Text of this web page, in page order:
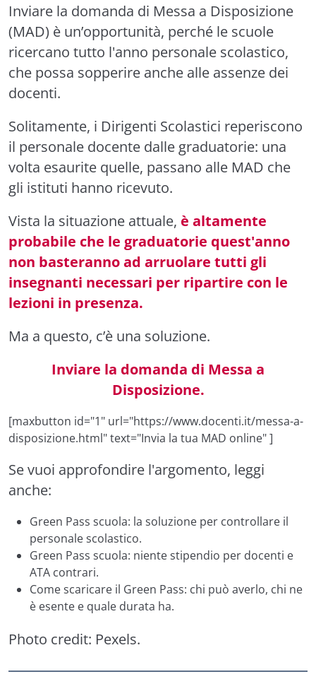
Inviare la domanda di Messa a Disposizione
(MAD) è un’opportunità, perché le scuole
ricercano tutto l'anno personale scolastico,
che possa sopperire anche alle assenze dei
docenti.
Solitamente, i Dirigenti Scolastici reperiscono
il personale docente dalle graduatorie: una
volta esaurite quelle, passano alle MAD che
gli istituti hanno ricevuto.
Vista la situazione attuale, è altamente
probabile che le graduatorie quest'anno
non basteranno ad arruolare tutti gli
insegnanti necessari per ripartire con le
lezioni in presenza.
Ma a questo, c’è una soluzione.
Inviare la domanda di Messa a
Disposizione.
[maxbutton id="1" url="https://www.docenti.it/messa-a-
disposizione.html" text="Invia la tua MAD online" ]
Se vuoi approfondire l'argomento, leggi
anche:
Green Pass scuola: la soluzione per controllare il
personale scolastico.
Green Pass scuola: niente stipendio per docenti e
ATA contrari.
Come scaricare il Green Pass: chi può averlo, chi ne
è esente e quale durata ha.
Photo credit: Pexels.